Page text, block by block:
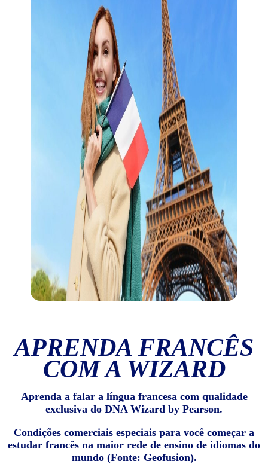
APRENDA FRANCÊS
COM A WIZARD
Aprenda a falar a língua francesa com qualidade
exclusiva do DNA Wizard by Pearson.
Condições comerciais especiais para você começar a
estudar francês na maior rede de ensino de idiomas do
mundo (Fonte: Geofusion).